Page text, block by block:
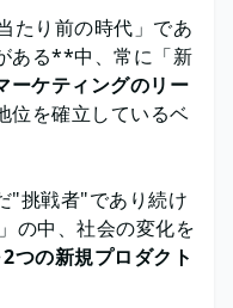
たり前の時代」であ
ある**中、常に「新
ーケティングのリー
位を確立しているベ
"挑戦者"であり続け
の中、社会の変化を
つの新規プロダクト